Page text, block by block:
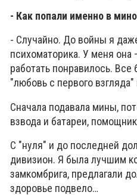
- Как попали именно в
- Случайно. До войны я
психоматорика. У меня
работать понравилось.
"любовь с первого взгляда"
Сначала подавала мины, п
взвода и батареи,
С "нуля" и до последней
дивизион. Я была лучшим
замкомбрига, предлагали
здоровье подвело…